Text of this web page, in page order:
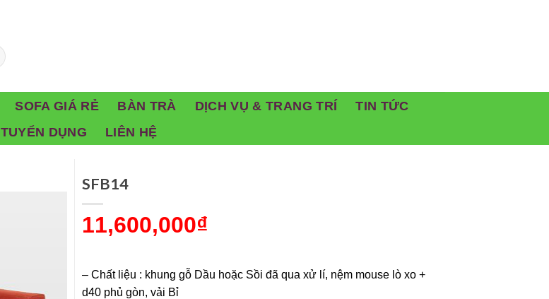
SOFA GIÁ RẺ BÀN TRÀ DỊCH VỤ & TRANG TRÍ
TIN TỨC
TUYỂN DỤNG
LIÊN HỆ
SFB14
11,600,000₫
– Chất liệu : khung gỗ Dầu hoặc Sồi đã qua xử lí, nệm mouse lò xo +
d40 phủ gòn, vải Bỉ